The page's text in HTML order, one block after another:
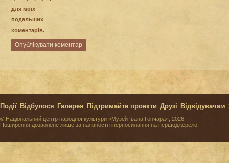
для моїх
подальших
коментарів.
© Національний центр народної культури «Музей Івана Гончара», 2026
Поширення дозволене лише за наявності гіперпосилання на першоджерело!
Події Відбулося Галерея Підтримайте проекти Друзі Відвідувачам